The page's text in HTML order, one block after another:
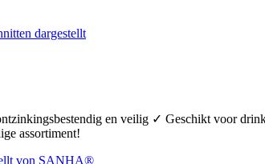
en veilig ✓ Geschikt voor
assortiment!